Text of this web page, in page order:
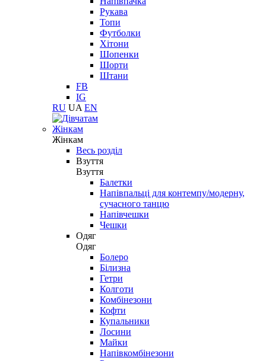
Рукава
Топи
Футболки
Хітони
Шопенки
Шорти
Штани
FB
IG
RU UA EN
Жінкам
Жінкам
Весь розділ
Взуття
Взуття
Балетки
Напівпальці для контемпу/модерну,
сучасного танцю
Напівчешки
Чешки
Одяг
Одяг
Болеро
Білизна
Гетри
Колготи
Комбінезони
Кофти
Купальники
Лосини
Майки
Напівкомбінезони